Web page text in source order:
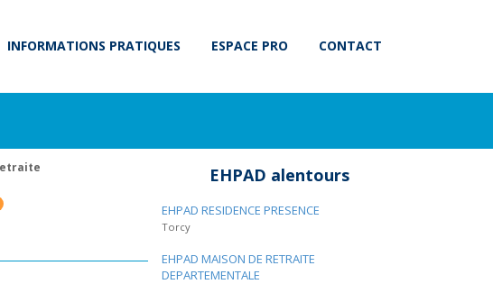
INFORMATIONS PRATIQUES ESPACE PRO CONTACT
EHPAD alentours
EHPAD RESIDENCE PRESENCE
Torcy
EHPAD MAISON DE RETRAITE
DEPARTEMENTALE